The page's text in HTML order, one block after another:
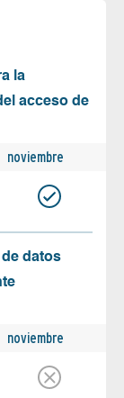
la
acceso de
noviembre
datos
noviembre